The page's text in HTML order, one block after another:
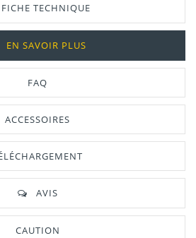
FICHE TECHNIQUE
EN SAVOIR PLUS
FAQ
ACCESSOIRES
AVIS
CAUTION